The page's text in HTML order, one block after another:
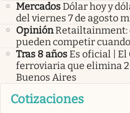
MercadosDólar hoy y
del viernes 7 de agosto
OpiniónRetailtainment:
pueden competir
Tras 8 añosEs oficial |
ferroviaria que elimina
Buenos Aires
Cotizaciones